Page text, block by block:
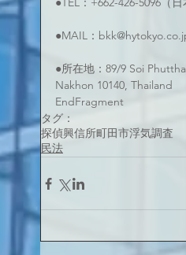
●MAIL：
●所在地：89/9 Soi
Nakhon 10140, Thailand
EndFragment
タグ：
探偵興信所町田市浮気調査
民法